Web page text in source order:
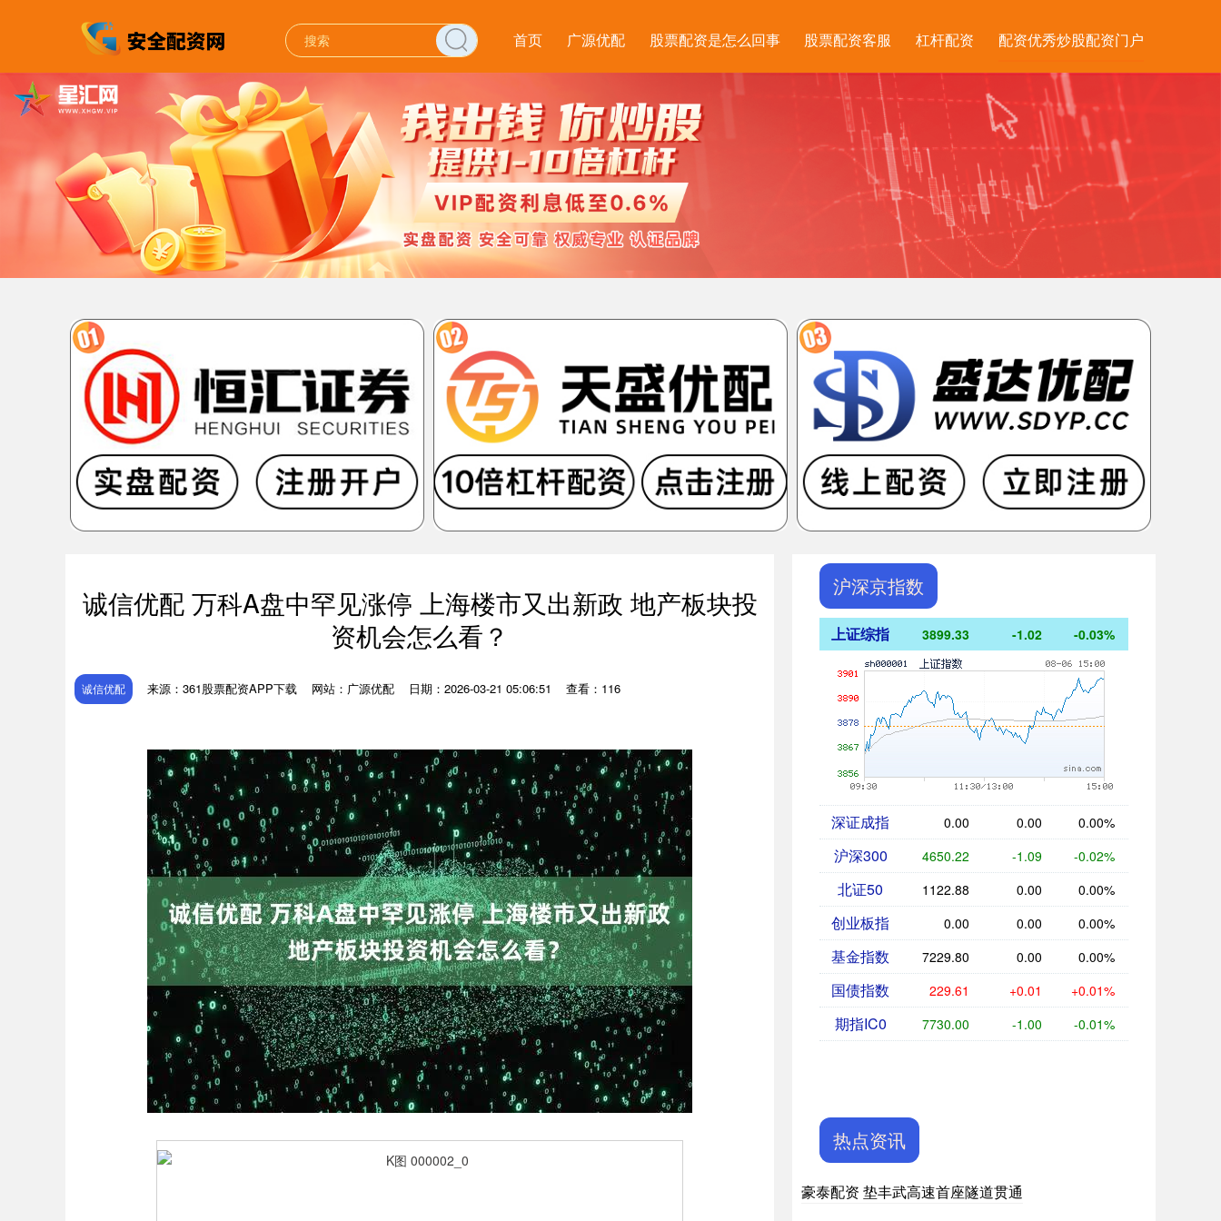
首页 广源优配 股票配资是怎么回事 股票配资客服 杠杆配资 配资优秀炒股配资门户
诚信优配 万科A盘中罕见涨停 上海楼市又出新政 地产板块投
资机会怎么看？
诚信优配 来源：361股票配资APP下载 网站：广源优配 日期：2026-03-21 05:06:51 查看：116
沪深京指数
上证综指 3899.33 -1.02 -0.03%
深证成指 0.00 0.00 0.00%
沪深300 4650.22 -1.09 -0.02%
北证50 1122.88 0.00 0.00%
创业板指 0.00 0.00 0.00%
基金指数 7229.80 0.00 0.00%
国债指数 229.61 +0.01 +0.01%
期指IC0 7730.00 -1.00 -0.01%
热点资讯
豪泰配资 垫丰武高速首座隧道贯通